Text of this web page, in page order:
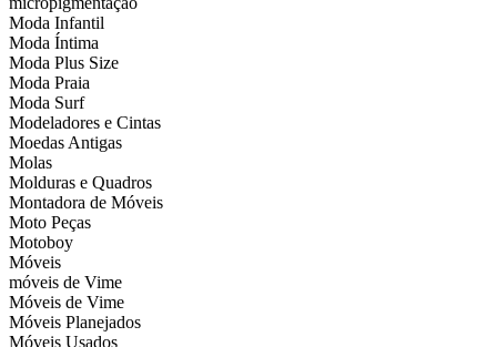
Moda Infantil
Moda Íntima
Moda Plus Size
Moda Praia
Moda Surf
Modeladores e Cintas
Moedas Antigas
Molas
Molduras e Quadros
Montadora de Móveis
Moto Peças
Motoboy
Móveis
móveis de Vime
Móveis de Vime
Móveis Planejados
Móveis Usados